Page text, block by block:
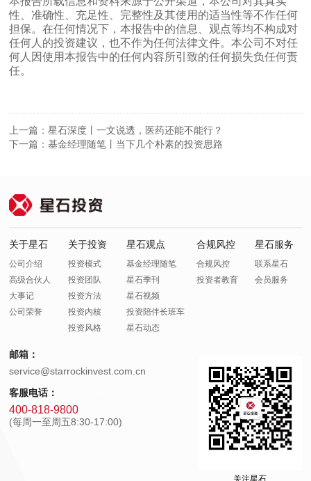
性、准确性、充足性、完整性及其使用的适当性等不作任何
担保。在任何情况下，本报告中的信息、观点等均不构成对
任何人的投资建议，也不作为任何法律文件。本公司不对任
何人因使用本报告中的任何内容所引致的任何损失负任何责
任。
上一篇：星石深度丨一文说透，医药还能不能行？
下一篇：基金经理随笔丨当下几个朴素的投资思路
关于星石
公司介绍
高级合伙人
大事记
公司荣誉
关于投资
投资模式
投资团队
投资方法
投资内核
投资风格
星石观点
基金经理随笔
星石季刊
星石视频
投资陪伴长班车
星石动态
合规风控
合规风控
投资者教育
星石服务
联系星石
会员服务
邮箱：
service@starrockinvest.com.cn
客服电话：
400-818-9800
(每周一至周五8:30-17:00)
关注星石